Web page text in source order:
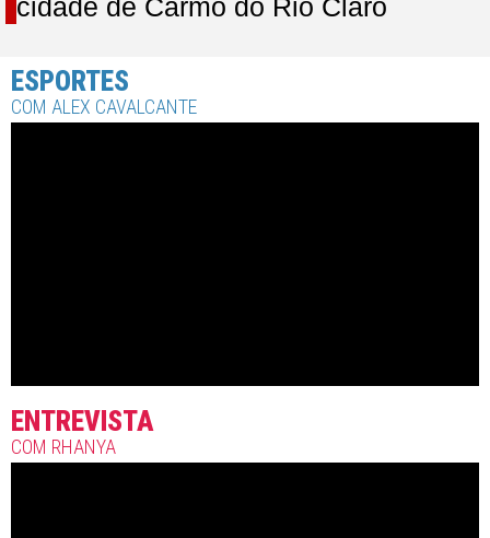
cidade de Carmo do Rio Claro
ESPORTES
COM ALEX CAVALCANTE
ENTREVISTA
COM RHANYA